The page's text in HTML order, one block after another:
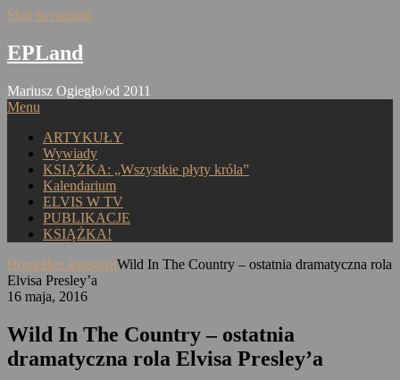
Skip to content
EPLand
Mariusz Ogiegło/od 2011
Menu
ARTYKUŁY
Wywiady
KSIĄŻKA: „Wszystkie płyty króla”
Kalendarium
ELVIS W TV
PUBLIKACJE
KSIĄŻKA!
HomeBez kategoriiWild In The Country – ostatnia dramatyczna rola
Elvisa Presley’a
16 maja, 2016
Wild In The Country – ostatnia
dramatyczna rola Elvisa Presley’a